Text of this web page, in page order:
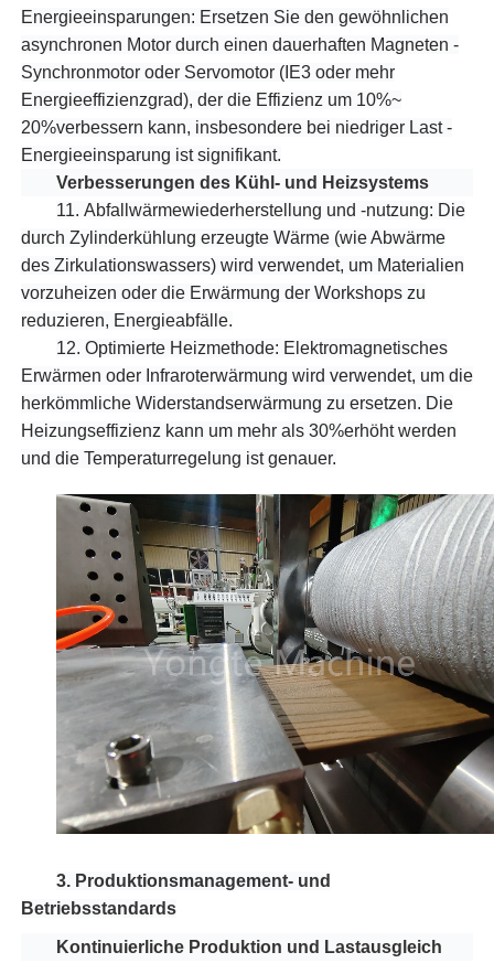
Energieeinsparungen: Ersetzen Sie den gewöhnlichen
asynchronen Motor durch einen dauerhaften Magneten -
Synchronmotor oder Servomotor (IE3 oder mehr
Energieeffizienzgrad), der die Effizienz um 10%~
20%verbessern kann, insbesondere bei niedriger Last -
Energieeinsparung ist signifikant.
Verbesserungen des Kühl- und Heizsystems
11. Abfallwärmewiederherstellung und -nutzung: Die
durch Zylinderkühlung erzeugte Wärme (wie Abwärme
des Zirkulationswassers) wird verwendet, um Materialien
vorzuheizen oder die Erwärmung der Workshops zu
reduzieren, Energieabfälle.
12. Optimierte Heizmethode: Elektromagnetisches
Erwärmen oder Infraroterwärmung wird verwendet, um die
herkömmliche Widerstandserwärmung zu ersetzen. Die
Heizungseffizienz kann um mehr als 30%erhöht werden
und die Temperaturregelung ist genauer.
3. Produktionsmanagement- und
Betriebsstandards
Kontinuierliche Produktion und Lastausgleich